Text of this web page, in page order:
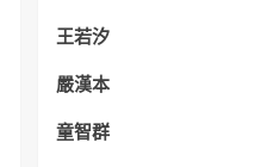
王若汐
嚴漢本
童智群